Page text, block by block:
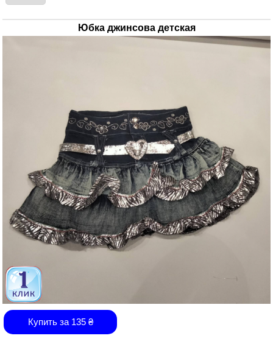
Юбка джинсова детская
Купить за 135₴